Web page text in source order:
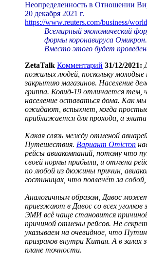
Неопределенность в Отношении
20 декабря 2021 г.
https://www.reuters.com/business/
Всемирный экономический
формы коронавируса Омикрон.
Вместо этого будет
ZetaTalk Комментарий 31/12/2021:
пожилых людей, поскольку молодые
закрытию магазинов. Население
гриппа. Ковид-19 отличается тем,
население оставаться дома. Как
ожидают, вспыхнет, когда
приближается для прохода, а
Какая связь между отменой
Путешествия. Вариант Omicron
рейсы авиакомпаний, потому что
своей нормы прибыли, и отмена
по любой из дюжины причин,
гостиницах, что повлечёт за
Аналогичным образом, Давос
приезжают в Давос со всех
ЭМИ всё чаще становится
причиной отмены рейсов. Не
указываем на очевидное, что
призраков внутри Китая. А в
плане точности.